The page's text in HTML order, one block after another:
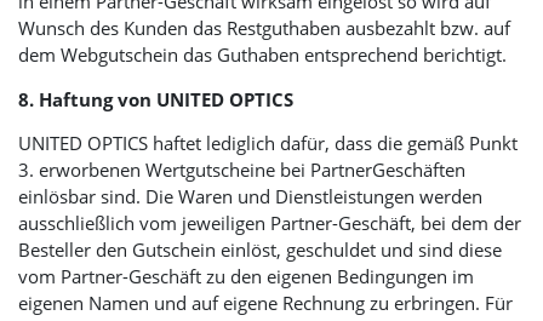
Wunsch des Kunden das Restguthaben ausbezahlt bzw. auf
dem Webgutschein das Guthaben entsprechend berichtigt.
8. Haftung von UNITED OPTICS
UNITED OPTICS haftet lediglich dafür, dass die gemäß Punkt
3. erworbenen Wertgutscheine bei PartnerGeschäften
einlösbar sind. Die Waren und Dienstleistungen werden
ausschließlich vom jeweiligen Partner-Geschäft, bei dem der
Besteller den Gutschein einlöst, geschuldet und sind diese
vom Partner-Geschäft zu den eigenen Bedingungen im
eigenen Namen und auf eigene Rechnung zu erbringen. Für